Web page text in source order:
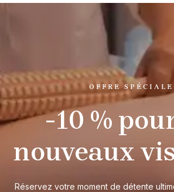
OFFRE SPÉCIALE
-10 %
nouveaux
Réservez votre moment de détente